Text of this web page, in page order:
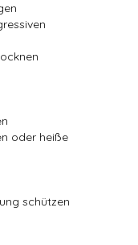
oder heiße
schützen